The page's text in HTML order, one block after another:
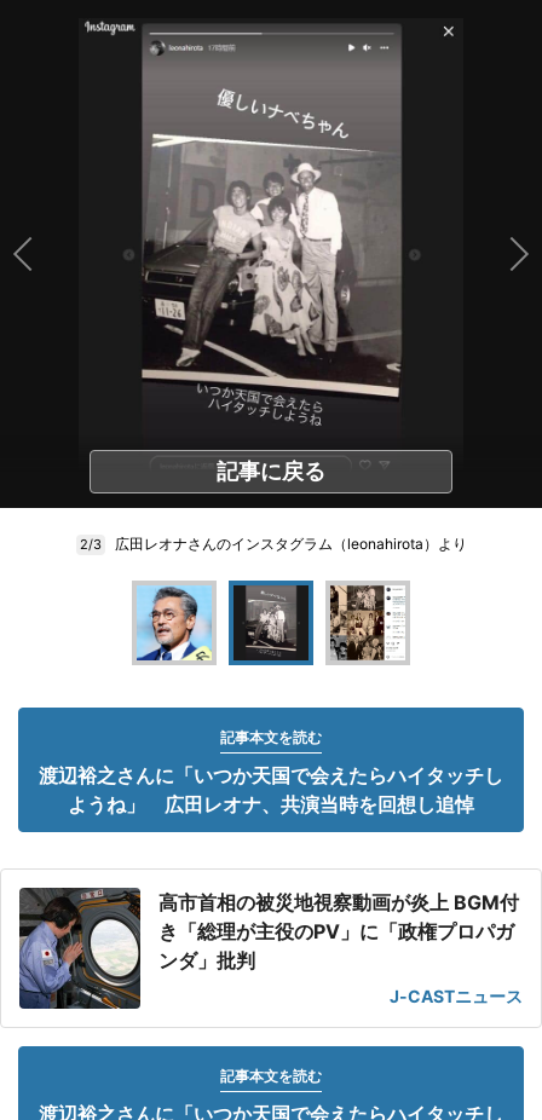
記事に戻る
2/3 広田レオナさんのインスタグラム（leonahirota）より
記事本文を読む
渡辺裕之さんに「いつか天国で会えたらハイタッチし
ようね」 広田レオナ、共演当時を回想し追悼
高市首相の被災地視察動画が炎上 BGM付
き「総理が主役のPV」に「政権プロパガ
ンダ」批判
J-CASTニュース
記事本文を読む
渡辺裕之さんに「いつか天国で会えたらハイタッチし